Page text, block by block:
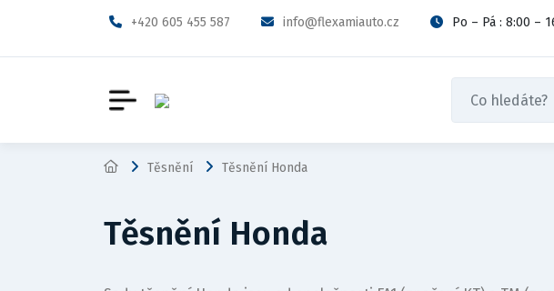
+420 605 455 587 info@flexamiauto.cz Po – Pá : 8:00 –
Těsnění Těsnění Honda
Těsnění Honda